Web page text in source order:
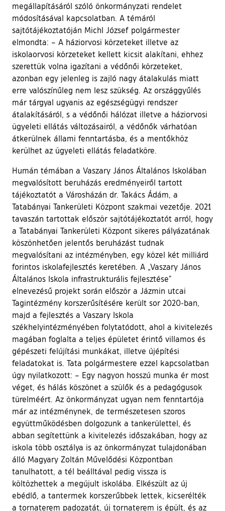
megállapításáról szóló önkormányzati rendelet
módosításával kapcsolatban. A témáról
sajtótájékoztatóján Michl József polgármester
elmondta: – A háziorvosi körzeteket illetve az
iskolaorvosi körzeteket kellett kicsit alakítani, ehhez
szerettük volna igazítani a védőnői körzeteket,
azonban egy jelenleg is zajló nagy átalakulás miatt
erre valószínűleg nem lesz szükség. Az országgyűlés
már tárgyal ugyanis az egészségügyi rendszer
átalakításáról, s a védőnői hálózat illetve a háziorvosi
ügyeleti ellátás változásairól, a védőnők várhatóan
átkerülnek állami fenntartásba, és a mentőkhöz
kerülhet az ügyeleti ellátás feladatköre.
Humán témában a Vaszary János Általános Iskolában
megvalósított beruházás eredményeiről tartott
tájékoztatót a Városházán dr. Takács Ádám, a
Tatabányai Tankerületi Központ szakmai vezetője. 2021
tavaszán tartottak először sajtótájékoztatót arról, hogy
a Tatabányai Tankerületi Központ sikeres pályázatának
köszönhetően jelentős beruházást tudnak
megvalósítani az intézményben, egy közel két milliárd
forintos iskolafejlesztés keretében. A „Vaszary János
Általános Iskola infrastrukturális fejlesztése”
elnevezésű projekt során először a Jázmin utcai
Tagintézmény korszerűsítésére került sor 2020-ban,
majd a fejlesztés a Vaszary Iskola
székhelyintézményében folytatódott, ahol a kivitelezés
magában foglalta a teljes épületet érintő villamos és
gépészeti felújítási munkákat, illetve újépítési
feladatokat is. Tata polgármestere ezzel kapcsolatban
úgy nyilatkozott: – Egy nagyon hosszú munka ér most
véget, és hálás köszönet a szülők és a pedagógusok
türelméért. Az önkormányzat ugyan nem fenntartója
már az intézménynek, de természetesen szoros
együttműködésben dolgozunk a tankerülettel, és
abban segítettünk a kivitelezés időszakában, hogy az
iskola több osztálya is az önkormányzat tulajdonában
álló Magyary Zoltán Művelődési Központban
tanulhatott, a tél beálltával pedig vissza is
költözhettek a megújult iskolába. Elkészült az új
ebédlő, a tantermek korszerűbbek lettek, kicserélték
a tornaterem padozatát, új tornaterem is épült, és az